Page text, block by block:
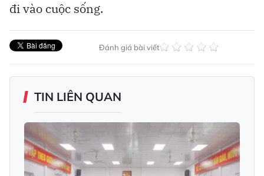
đi vào cuộc sống.
Đánh giá bài viết
TIN LIÊN QUAN